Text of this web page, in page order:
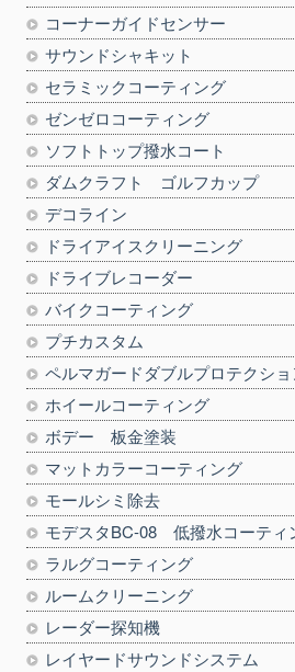
コーナーガイドセンサー
サウンドシャキット
セラミックコーティング
ゼンゼロコーティング
ソフトトップ撥水コート
ダムクラフト ゴルフカップ
デコライン
ドライアイスクリーニング
ドライブレコーダー
バイクコーティング
プチカスタム
ペルマガードダブルプロテクショ
ホイールコーティング
ボデー 板金塗装
マットカラーコーティング
モールシミ除去
モデスタBC-08 低撥水コーティ
ラルグコーティング
ルームクリーニング
レーダー探知機
レイヤードサウンドシステム